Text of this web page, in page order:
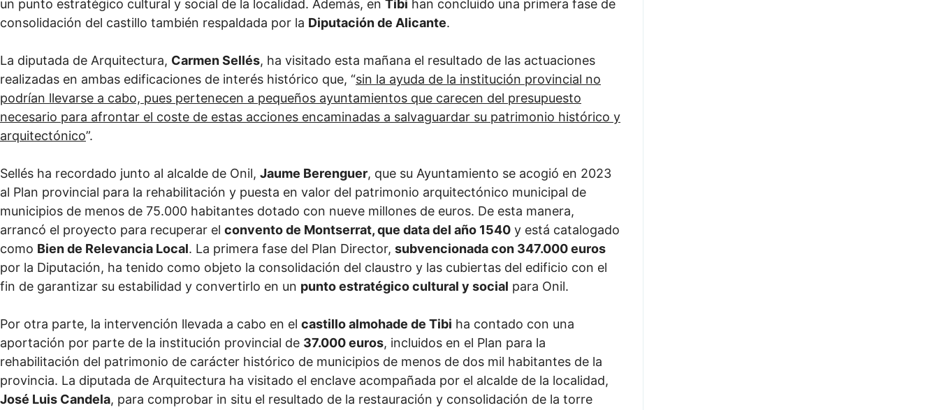
un punto estratégico cultural y social de la localidad. Además, en Tibi han concluido una primera fase de
consolidación del castillo también respaldada por la Diputación de Alicante.
La diputada de Arquitectura, Carmen Sellés, ha visitado esta mañana el resultado de las actuaciones
realizadas en ambas edificaciones de interés histórico que, “sin la ayuda de la institución provincial no
podrían llevarse a cabo, pues pertenecen a pequeños ayuntamientos que carecen del presupuesto
necesario para afrontar el coste de estas acciones encaminadas a salvaguardar su patrimonio histórico y
arquitectónico”.
Sellés ha recordado junto al alcalde de Onil, Jaume Berenguer, que su Ayuntamiento se acogió en 2023
al Plan provincial para la rehabilitación y puesta en valor del patrimonio arquitectónico municipal de
municipios de menos de 75.000 habitantes dotado con nueve millones de euros. De esta manera,
arrancó el proyecto para recuperar el convento de Montserrat, que data del año 1540 y está catalogado
como Bien de Relevancia Local. La primera fase del Plan Director, subvencionada con 347.000 euros
por la Diputación, ha tenido como objeto la consolidación del claustro y las cubiertas del edificio con el
fin de garantizar su estabilidad y convertirlo en un punto estratégico cultural y social para Onil.
Por otra parte, la intervención llevada a cabo en el castillo almohade de Tibi ha contado con una
aportación por parte de la institución provincial de 37.000 euros, incluidos en el Plan para la
rehabilitación del patrimonio de carácter histórico de municipios de menos de dos mil habitantes de la
provincia. La diputada de Arquitectura ha visitado el enclave acompañada por el alcalde de la localidad,
José Luis Candela, para comprobar in situ el resultado de la restauración y consolidación de la torre